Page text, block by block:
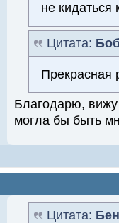
не
Цитата:
Прекрасная
Благодарю, вижу
могла бы быть
Цитата: